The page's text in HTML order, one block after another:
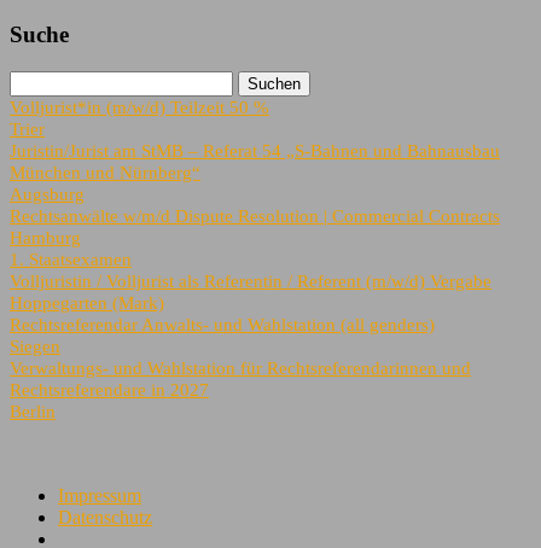
Suche
Volljurist*in (m/w/d) Teilzeit 50 %
Trier
Juristin/Jurist am StMB – Referat 54 „S-Bahnen und Bahnausbau
München und Nürnberg“
Augsburg
Rechtsanwälte w/m/d Dispute Resolution | Commercial Contracts
Hamburg
1. Staatsexamen
Volljuristin / Volljurist als Referentin / Referent (m/w/d) Vergabe
Hoppegarten (Mark)
Rechtsreferendar Anwalts- und Wahlstation (all genders)
Siegen
Verwaltungs- und Wahlstation für Rechtsreferendarinnen und
Rechtsreferendare in 2027
Berlin
Impressum
Datenschutz